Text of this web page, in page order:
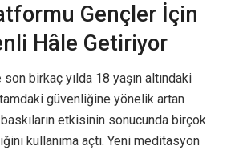
Gençler İçin
Hâle Getiriyor
birkaç yılda 18 yaşın altındaki
güvenliğine yönelik artan
etkisinin sonucunda birçok
kullanıma açtı. Yeni meditasyon